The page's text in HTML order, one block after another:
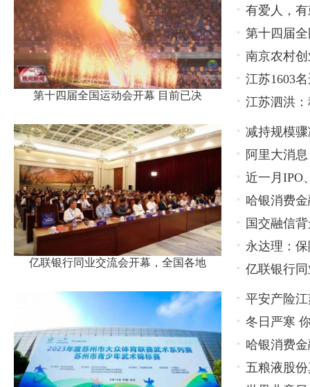
第十四届全国运动会开幕 目前已决
款产品
有爱人，
第十四届
南京农村
江苏1603
江苏泗洪
亿联银行同业交流会开幕，全国各地
减持规模
持，还有
阿里大消
近一月IPO
衡关键在
哈银消费
国交融信
永达理：
亿联银行
名代表
平安产险
张楼村
冬日严寒
哈银消费
保护工作
五粮液股